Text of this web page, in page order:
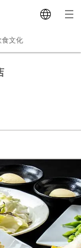
食文化